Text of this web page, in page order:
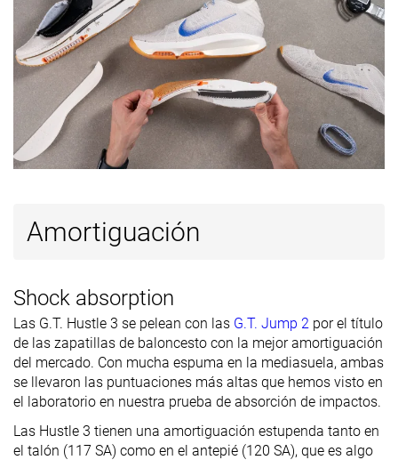
Grosor de la
suela
Estándar Estándar Fina
Tirador del
talón
Ninguno Ninguno Tirador
Clasificación #4 Top 10% #33 23% inferior 27%
Popularidad #13 #24 44% inferior #19 Top 45%
Amortiguación
Shock absorption
Las G.T. Hustle 3 se pelean con las G.T. Jump 2 por el título
de las zapatillas de baloncesto con la mejor amortiguación
del mercado. Con mucha espuma en la mediasuela, ambas
se llevaron las puntuaciones más altas que hemos visto en
el laboratorio en nuestra prueba de absorción de impactos.
Las Hustle 3 tienen una amortiguación estupenda tanto en
el talón (117 SA) como en el antepié (120 SA), que es algo